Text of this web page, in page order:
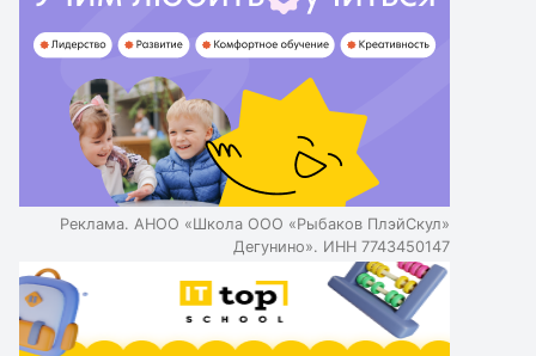
Реклама. АНОО «Школа ООО «Рыбаков ПлэйСкул»
Дегунино». ИНН 7743450147